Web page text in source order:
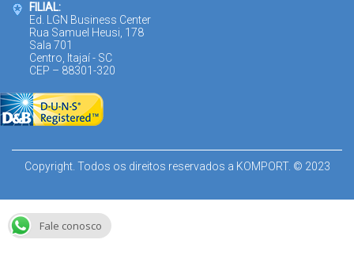
FILIAL:
Ed. LGN Business Center
Rua Samuel Heusi, 178
Sala 701
Centro, Itajaí - SC
CEP – 88301-320
Copyright. Todos os direitos reservados a KOMPORT. © 2023
Fale conosco